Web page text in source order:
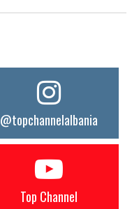
@topchannelalbania
Top Channel